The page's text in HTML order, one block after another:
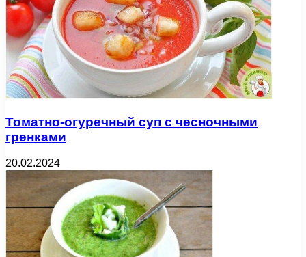
Томатно-огуречный суп с чесночными
гренками
20.02.2024